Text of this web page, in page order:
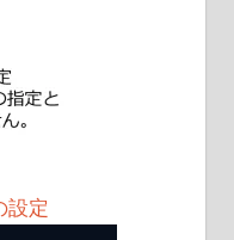
設定